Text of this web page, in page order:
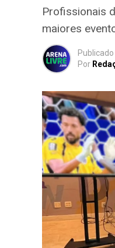
Profissionais
maiores
Publicado
Por